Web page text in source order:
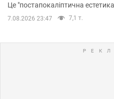
Це "постапокаліптична
7.08.2026 23:47 7,1 т.